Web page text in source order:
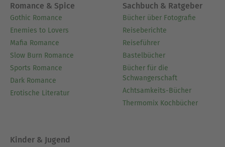
Romance & Spice
Gothic Romance
Enemies to Lovers
Mafia Romance
Slow Burn Romance
Sports Romance
Dark Romance
Erotische Literatur
Sachbuch & Ratgeber
Bücher über Fotografie
Reiseberichte
Reiseführer
Bastelbücher
Bücher für die
Schwangerschaft
Achtsamkeits-Bücher
Thermomix Kochbücher
Kinder & Jugend